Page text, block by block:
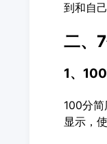
到和自
二、
1、
100分
显示，